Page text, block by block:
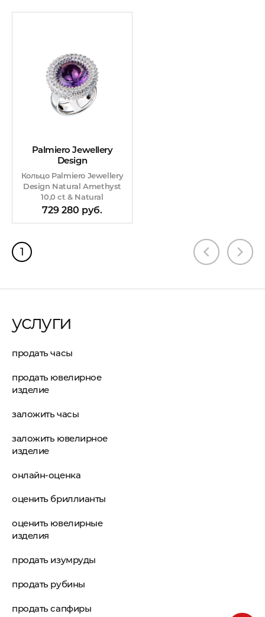
Palmiero Jewellery
Design
Кольцо Palmiero Jewellery
Design Natural Amethyst
10,0 ct & Natural
Diamonds 6,30 ct
729 280 руб.
1
услуги
продать часы
продать ювелирное
изделие
заложить часы
заложить ювелирное
изделие
онлайн-оценка
оценить бриллианты
оценить ювелирные
изделия
продать изумруды
продать рубины
продать сапфиры